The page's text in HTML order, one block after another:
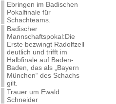
Ebringen im Badischen
Pokalfinale für
Schachteams.
Badischer
Mannschaftspokal:Die
Erste bezwingt Radolfzell
deutlich und trifft im
Halbfinale auf Baden-
Baden, das als „Bayern
München“ des Schachs
gilt.
Trauer um Ewald
Schneider